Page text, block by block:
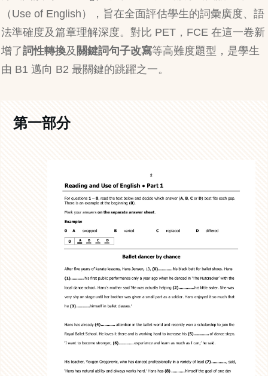
（Use of English），旨在全面評估學生的詞彙廣度、語
法準確度及篇章理解深度。對比 PET，FCE 在這一卷新
增了詞性轉換及 關鍵詞句子改寫等高難度題型，是學生
由 B1 邁向 B2 最關鍵的跳躍之一。
第一部分